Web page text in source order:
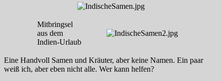
Mitbringsel
aus dem
Indien-Urlaub
Eine Handvoll Samen und Kräuter, aber keine Namen. Ein paar
weiß ich, aber eben nicht alle. Wer kann helfen?